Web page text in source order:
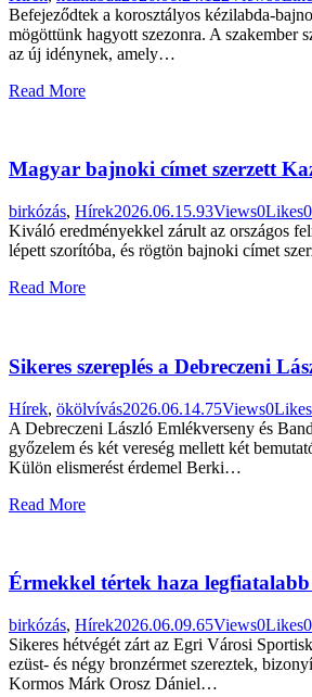
Befejeződtek a korosztályos kézilabda-
mögöttünk hagyott szezonra. A szakember
az új idénynek, amely…
Read More
Magyar bajnoki címet szerzett
birkózás, Hírek2026.06.15.93Views0Likes0
Kiváló eredményekkel zárult az országos
lépett szorítóba, és rögtön bajnoki címet
Read More
Sikeres szereplés a Debreczeni
Hírek, ökölvívás2026.06.14.75Views0Likes
A Debreczeni László Emlékverseny és
győzelem és két vereség mellett két
Külön elismerést érdemel Berki…
Read More
Érmekkel tértek haza
birkózás, Hírek2026.06.09.65Views0Likes0
Sikeres hétvégét zárt az Egri Városi
ezüst- és négy bronzérmet szereztek,
Kormos Márk Orosz Dániel…